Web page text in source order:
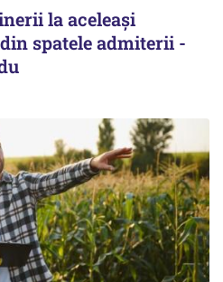
la aceleași
spatele admiterii -